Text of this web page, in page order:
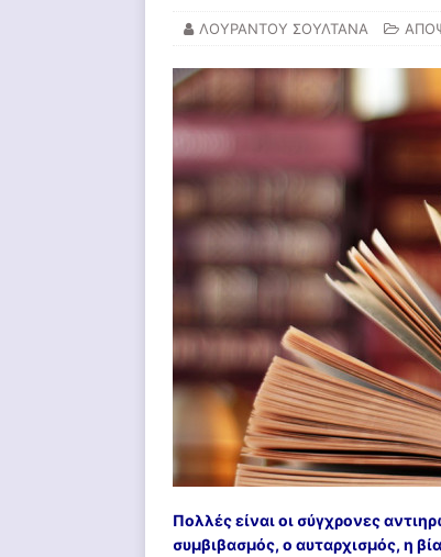
ΛΟΥΡΑΝΤΟΥ ΣΟΥΛΤΑΝΑ
Πολλές είναι οι σύγχρονες
συμβιβασμός, ο αυταρχισμός, η